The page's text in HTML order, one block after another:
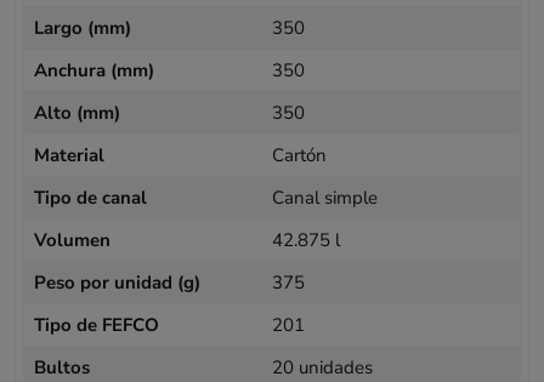
Largo (mm)
350
Anchura (mm)
350
Alto (mm)
350
Material
Cartón
Tipo de canal
Canal simple
Volumen
42.875 l
Peso por unidad (g)
375
Tipo de FEFCO
201
Bultos
20 unidades